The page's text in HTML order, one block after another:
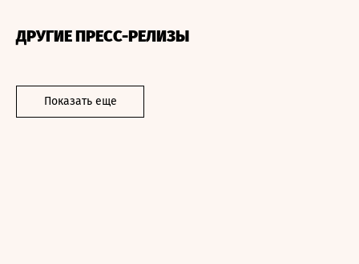
ДРУГИЕ ПРЕСС-РЕЛИЗЫ
Показать еще